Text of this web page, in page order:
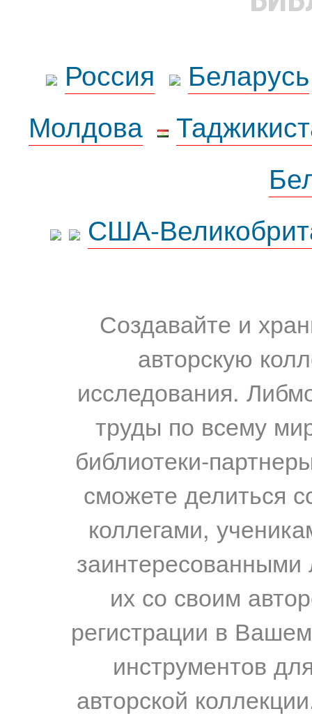
Россия
Беларусь
Молдова
США-
Создавайте и
авторскую
исследования.
труды по всему
библиотеки-
сможете делиться
коллегами,
их со своим
регистрации в
инструментов
авторской